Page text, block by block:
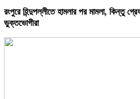
রংপুরে হিন্দুপল্লীতে হামলার পর মামলা, কিন্তু
ভুক্তভোগীরা